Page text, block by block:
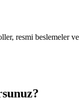
resmi beslemeler